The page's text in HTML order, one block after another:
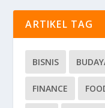
ARTIKEL TAG
BISNIS
FINANCE